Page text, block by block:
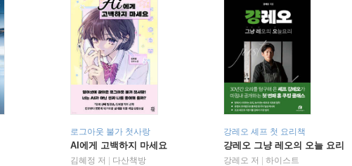
로그아웃 불가 첫사랑
AI에게 고백하지 마세요
김혜정 저
다산책방
강레오 셰프 첫 요리책
걍레오 그냥 레오의 오늘 요리
강레오 저
하이스트